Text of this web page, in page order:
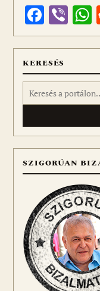
KERESÉS
Keresés:
SZIGORÚAN